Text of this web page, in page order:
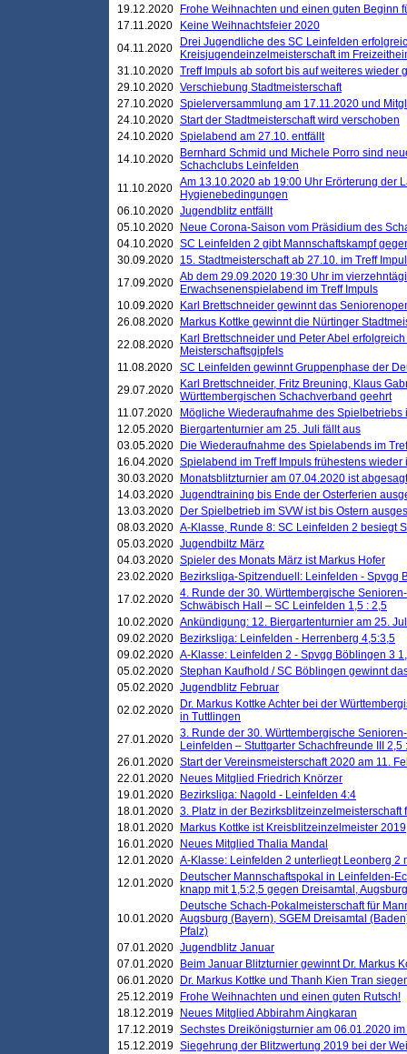
19.12.2020
Frohe Weihnachten und einen guten Beginn
17.11.2020
Keine Weihnachtsfeier 2020
04.11.2020
Drei Jugendliche des SC Leinfelden
Kreisjugendeinzelmeisterschaft im
31.10.2020 Treff Impuls ab sofort bis auf weiteres wieder
29.10.2020 Verschiebung Stadtmeisterschaft
27.10.2020 Spielerversammlung am 17.11.2020 und
24.10.2020 Start der Stadtmeisterschaft wird verschoben
24.10.2020 Spielabend am 27.10. entfällt
14.10.2020
Bernhard Schmid und Michele Porro sind
Schachclubs Leinfelden
11.10.2020 Am 13.10.2020 ab 19:00 Uhr Erörterung der
Hygienebedingungen
06.10.2020 Jugendblitz entfällt
05.10.2020
Neue Corona-Saison vom Präsidium des
04.10.2020 SC Leinfelden 2 gibt Mannschaftskampf
30.09.2020 15. Stadtmeisterschaft ab 27.10. im Treff
17.09.2020 Ab dem 29.09.2020 19:30 Uhr im
Erwachsenenspielabend im Treff Impuls
10.09.2020
Karl Brettschneider gewinnt das
26.08.2020
Markus Kottke gewinnt die Nürtinger
22.08.2020
Karl Brettschneider und Peter Abel
Meisterschaftsgipfels
11.08.2020 SC Leinfelden gewinnt Gruppenphase der
29.07.2020
Karl Brettschneider, Fritz Breuning, Klaus
Württembergischen Schachverband geehrt
11.07.2020
Mögliche Wiederaufnahme des Spielbetriebs
12.05.2020
Biergartenturnier am 25. Juli fällt aus
03.05.2020
Die Wiederaufnahme des Spielabends im
16.04.2020 Spielabend im Treff Impuls frühestens wieder
30.03.2020
Monatsblitzturnier am 07.04.2020 ist abgesagt
14.03.2020 Jugendtraining bis Ende der Osterferien
13.03.2020
Der Spielbetrieb im SVW ist bis Ostern
08.03.2020 A-Klasse, Runde 8: SC Leinfelden 2 besiegt
05.03.2020 Jugendbiltz März
04.03.2020 Spieler des Monats März ist Markus Hofer
23.02.2020
Bezirksliga-Spitzenduell: Leinfelden - Spvgg
17.02.2020 4. Runde der 30. Württembergische
Schwäbisch Hall – SC Leinfelden 1,5 : 2,5
10.02.2020 Ankündigung: 12. Biergartenturnier am 25.
09.02.2020
Bezirksliga: Leinfelden - Herrenberg 4,5:3,5
09.02.2020 A-Klasse: Leinfelden 2 - Spvgg Böblingen 3
05.02.2020 Stephan Kaufhold / SC Böblingen gewinnt
05.02.2020 Jugendblitz Februar
02.02.2020
Dr. Markus Kottke Achter bei der
in Tuttlingen
27.01.2020 3. Runde der 30. Württembergische
Leinfelden – Stuttgarter Schachfreunde III 2,5
26.01.2020 Start der Vereinsmeisterschaft 2020 am 11.
22.01.2020
Neues Mitglied Friedrich Knörzer
19.01.2020
Bezirksliga: Nagold - Leinfelden 4:4
18.01.2020 3. Platz in der Bezirksblitzeinzelmeisterschaft
18.01.2020
Markus Kottke ist Kreisblitzeinzelmeister 2019
16.01.2020
Neues Mitglied Thalia Mandal
12.01.2020 A-Klasse: Leinfelden 2 unterliegt Leonberg 2
12.01.2020
Deutscher Mannschaftspokal in Leinfelden-
knapp mit 1,5:2,5 gegen Dreisamtal,
10.01.2020
Deutsche Schach-Pokalmeisterschaft für
Augsburg (Bayern), SGEM Dreisamtal
Pfalz)
07.01.2020 Jugendblitz Januar
07.01.2020
Beim Januar Blitzturnier gewinnt Dr. Markus
06.01.2020
Dr. Markus Kottke und Thanh Kien Tran
25.12.2019
Frohe Weihnachten und einen guten Rutsch!
18.12.2019
Neues Mitglied Abbirahm Aingkaran
17.12.2019 Sechstes Dreikönigsturnier am 06.01.2020
15.12.2019 Siegehrung der Blitzwertung 2019 bei der